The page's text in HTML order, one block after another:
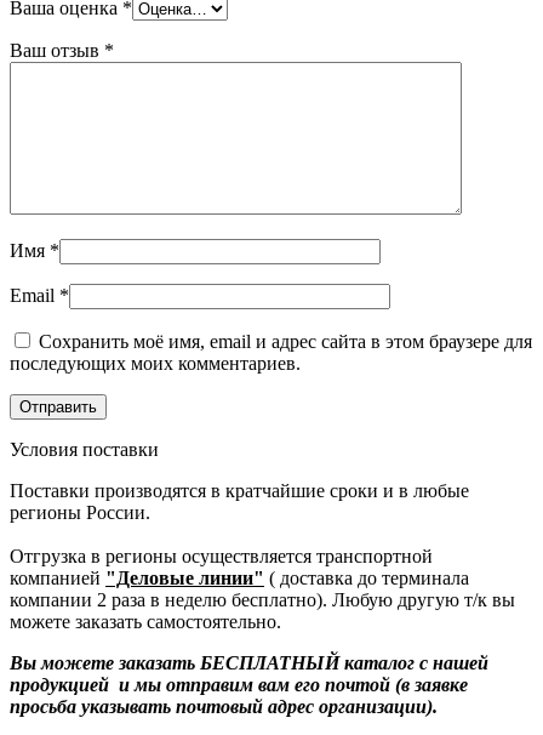
Ваша оценка *
Ваш отзыв *
Имя *
Email *
Сохранить моё имя, email и адрес сайта в этом браузере для
последующих моих комментариев.
Условия поставки
Поставки производятся в кратчайшие сроки и в любые
регионы России.
Отгрузка в регионы осуществляется транспортной
компанией "Деловые линии" ( доставка до терминала
компании 2 раза в неделю бесплатно). Любую другую т/к вы
можете заказать самостоятельно.
Вы можете заказать БЕСПЛАТНЫЙ каталог с нашей
продукцией и мы отправим вам его почтой (в заявке
просьба указывать почтовый адрес организации).